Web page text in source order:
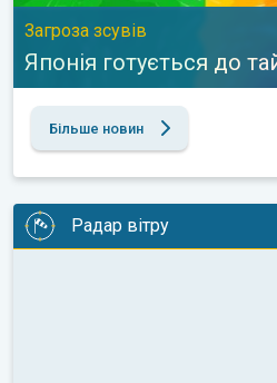
Загроза зсувів
Японія готується до
Більше новин
Радар вітру